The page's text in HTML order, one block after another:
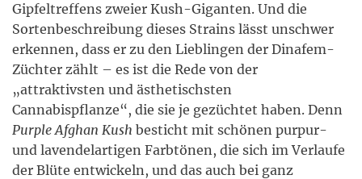
Gipfeltreffens zweier Kush-Giganten. Und die
Sortenbeschreibung dieses Strains lässt unschwer
erkennen, dass er zu den Lieblingen der Dinafem-
Züchter zählt – es ist die Rede von der
„attraktivsten und ästhetischsten
Cannabispflanze“, die sie je gezüchtet haben. Denn
Purple Afghan Kush besticht mit schönen purpur-
und lavendelartigen Farbtönen, die sich im Verlaufe
der Blüte entwickeln, und das auch bei ganz